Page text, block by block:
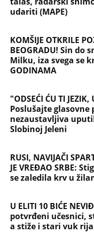
udariti (MAPE)
KOMŠIJE OTKRILE
BEOGRADU! Sin
Milku, iza svega se
GODINAMA
"ODSEĆI ĆU TI
Poslušajte glasovne
nezaustavljiva
Slobinoj Jeleni
RUSI, NAVIJAČI
JE VREĐAO SRBE:
se zaledila krv u
U ELITI 10 BIĆE
potvrđeni učesnici,
a stiže i stari vuk